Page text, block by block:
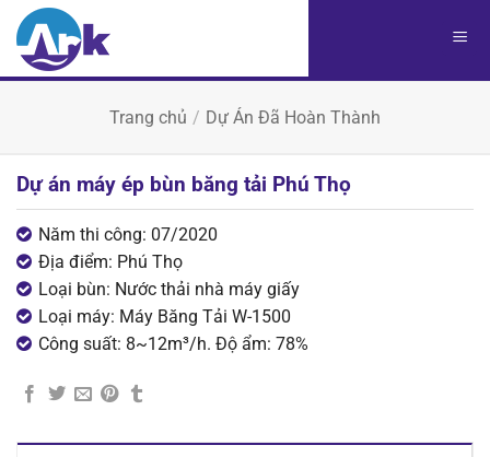
Chuyển
đến
Trang chủ / Dự Án Đã Hoàn Thành
Dự án máy ép bùn băng tải Phú Thọ
Năm thi công: 07/2020
Địa điểm: Phú Thọ
Loại bùn: Nước thải nhà máy giấy
Loại máy: Máy Băng Tải W-1500
Công suất: 8~12m³/h. Độ ẩm: 78%